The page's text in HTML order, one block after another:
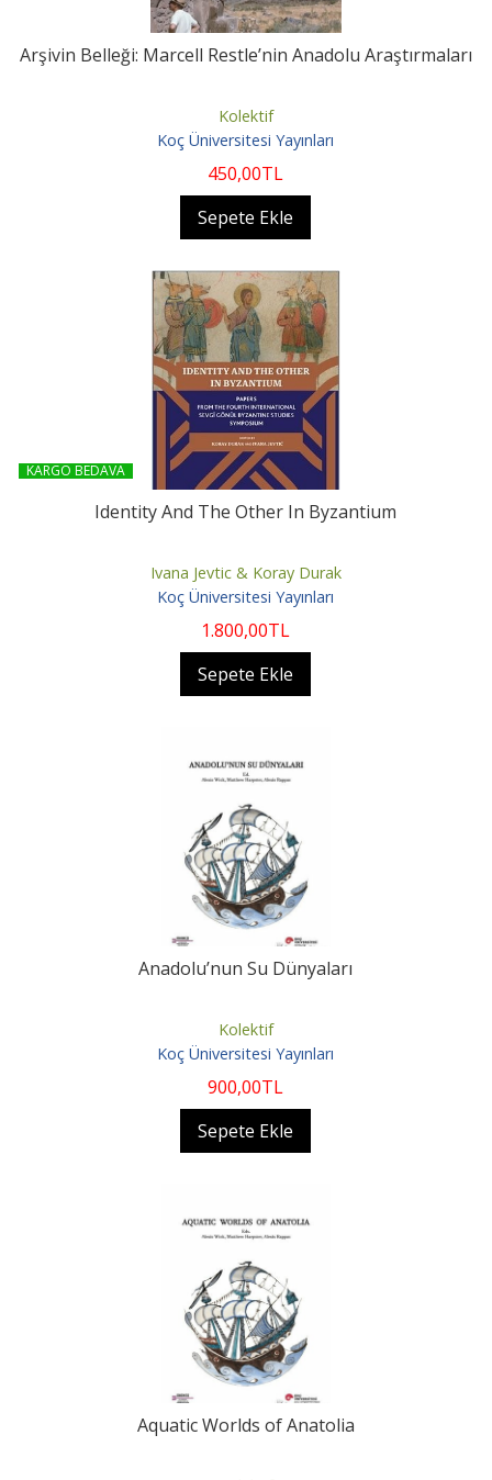
Arşivin Belleği: Marcell Restle’nin Anadolu Araştırmaları
Kolektif
Koç Üniversitesi Yayınları
450,00TL
Sepete Ekle
KARGO BEDAVA
Identity And The Other In Byzantium
Ivana Jevtic & Koray Durak
Koç Üniversitesi Yayınları
1.800,00TL
Sepete Ekle
Anadolu’nun Su Dünyaları
Kolektif
Koç Üniversitesi Yayınları
900,00TL
Sepete Ekle
Aquatic Worlds of Anatolia